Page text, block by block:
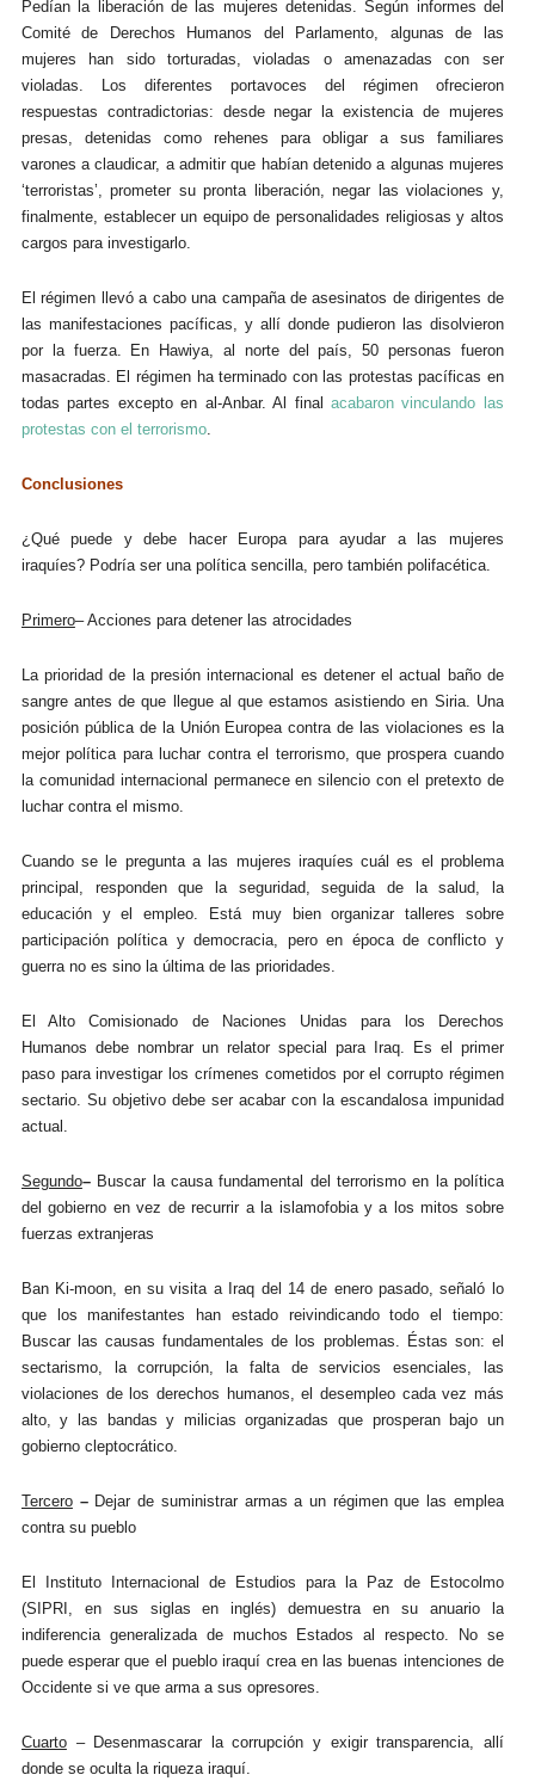
Pedían la liberación de las mujeres detenidas. Según informes del
Comité de Derechos Humanos del Parlamento, algunas de las
mujeres han sido torturadas, violadas o amenazadas con ser
violadas. Los diferentes portavoces del régimen ofrecieron
respuestas contradictorias: desde negar la existencia de mujeres
presas, detenidas como rehenes para obligar a sus familiares
varones a claudicar, a admitir que habían detenido a algunas mujeres
‘terroristas’, prometer su pronta liberación, negar las violaciones y,
finalmente, establecer un equipo de personalidades religiosas y altos
cargos para investigarlo.
El régimen llevó a cabo una campaña de asesinatos de dirigentes de
las manifestaciones pacíficas, y allí donde pudieron las disolvieron
por la fuerza. En Hawiya, al norte del país, 50 personas fueron
masacradas. El régimen ha terminado con las protestas pacíficas en
todas partes excepto en al-Anbar. Al final acabaron vinculando las
protestas con el terrorismo.
Conclusiones
¿Qué puede y debe hacer Europa para ayudar a las mujeres
iraquíes? Podría ser una política sencilla, pero también polifacética.
Primero– Acciones para detener las atrocidades
La prioridad de la presión internacional es detener el actual baño de
sangre antes de que llegue al que estamos asistiendo en Siria. Una
posición pública de la Unión Europea contra de las violaciones es la
mejor política para luchar contra el terrorismo, que prospera cuando
la comunidad internacional permanece en silencio con el pretexto de
luchar contra el mismo.
Cuando se le pregunta a las mujeres iraquíes cuál es el problema
principal, responden que la seguridad, seguida de la salud, la
educación y el empleo. Está muy bien organizar talleres sobre
participación política y democracia, pero en época de conflicto y
guerra no es sino la última de las prioridades.
El Alto Comisionado de Naciones Unidas para los Derechos
Humanos debe nombrar un relator special para Iraq. Es el primer
paso para investigar los crímenes cometidos por el corrupto régimen
sectario. Su objetivo debe ser acabar con la escandalosa impunidad
actual.
Segundo– Buscar la causa fundamental del terrorismo en la política
del gobierno en vez de recurrir a la islamofobia y a los mitos sobre
fuerzas extranjeras
Ban Ki-moon, en su visita a Iraq del 14 de enero pasado, señaló lo
que los manifestantes han estado reivindicando todo el tiempo:
Buscar las causas fundamentales de los problemas. Éstas son: el
sectarismo, la corrupción, la falta de servicios esenciales, las
violaciones de los derechos humanos, el desempleo cada vez más
alto, y las bandas y milicias organizadas que prosperan bajo un
gobierno cleptocrático.
Tercero – Dejar de suministrar armas a un régimen que las emplea
contra su pueblo
El Instituto Internacional de Estudios para la Paz de Estocolmo
(SIPRI, en sus siglas en inglés) demuestra en su anuario la
indiferencia generalizada de muchos Estados al respecto. No se
puede esperar que el pueblo iraquí crea en las buenas intenciones de
Occidente si ve que arma a sus opresores.
Cuarto– Desenmascarar la corrupción y exigir transparencia, allí
donde se oculta la riqueza iraquí.